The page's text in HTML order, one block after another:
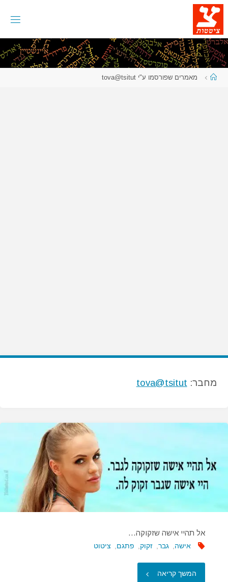
דלגו
לתוכן
עמודמאמרים שפורסמו ע"י tova@tsitut
מחבר: tova@tsitut
אל תהיי אישה שזקוקה…
אישה, גבר, זקוק, פתגם, ציטוט
המשך קריאה "אל